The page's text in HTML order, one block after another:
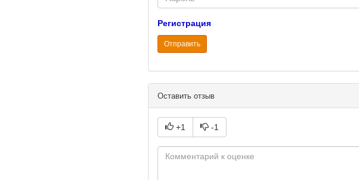
Регистрация
Отправить
Оставить отзыв
+1 -1